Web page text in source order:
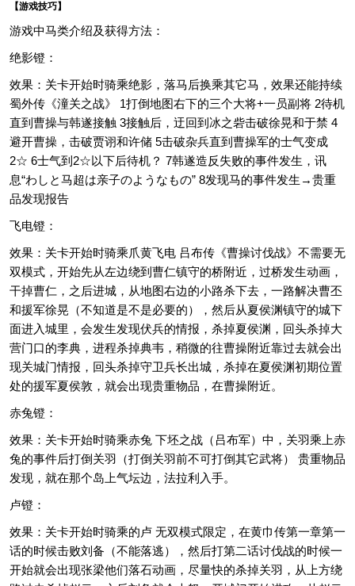
【游戏技巧】
游戏中马类介绍及获得方法：
绝影镫：
效果：关卡开始时骑乘绝影，落马后换乘其它马，效果还能持续
蜀外传《潼关之战》 1打倒地图右下的三个大将+一员副将 2待机
直到曹操与韩遂接触 3接触后，迂回到冰之砦击破徐晃和于禁 4
避开曹操，击破贾诩和许储 5击破杂兵直到曹操军的士气变成
2☆ 6士气到2☆以下后待机？ 7韩遂造反失败的事件发生，讯
息“わしと马超は亲子のようなもの” 8发现马的事件发生→贵重
品发现报告
飞电镫：
效果：关卡开始时骑乘爪黄飞电 吕布传《曹操讨伐战》不需要无
双模式，开始先从左边绕到曹仁镇守的桥附近，过桥发生动画，
干掉曹仁，之后进城，从地图右边的小路杀下去，一路解决曹丕
和援军徐晃（不知道是不是必要的），然后从夏侯渊镇守的城下
面进入城里，会发生发现伏兵的情报，杀掉夏侯渊，回头杀掉大
营门口的李典，进程杀掉典韦，稍微的往曹操附近靠过去就会出
现关城门情报，回头杀掉守卫兵长出城，杀掉在夏侯渊初期位置
处的援军夏侯敦，就会出现贵重物品，在曹操附近。
赤兔镫：
效果：关卡开始时骑乘赤兔 下坯之战（吕布军）中，关羽乘上赤
兔的事件后打倒关羽（打倒关羽前不可打倒其它武将） 贵重物品
发现，就在那个岛上气坛边，法拉利入手。
卢镫：
效果：关卡开始时骑乘的卢 无双模式限定，在黄巾传第一章第一
话的时候击败刘备（不能落逃），然后打第二话讨伐战的时候一
开始就会出现张梁他们落石动画，尽量快的杀掉关羽，从上方绕